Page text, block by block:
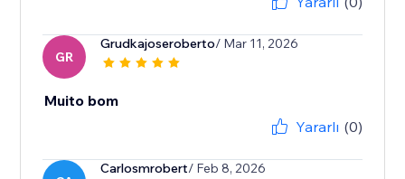
GR
Grudkajoseroberto/ Mar 11, 2026
Muito bom
Yararlı (0)
Carlosmrobert/ Feb 8, 2026